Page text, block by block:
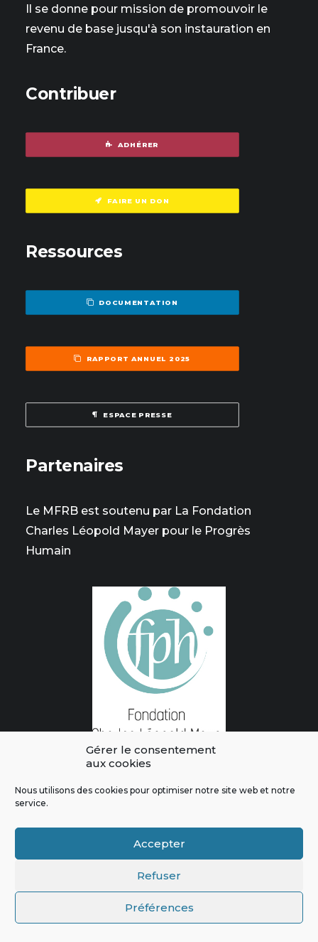
Gérer le consentement
aux cookies
Nous utilisons des cookies pour optimiser notre site web et notre
service.
Accepter
Refuser
Préférences
Il se donne pour mission de promouvoir le
revenu de base jusqu'à son instauration en
France.
Contribuer
ADHÉRER
FAIRE UN DON
Ressources
DOCUMENTATION
RAPPORT ANNUEL 2025
ESPACE PRESSE
Partenaires
Le MFRB est soutenu par La Fondation
Charles Léopold Mayer pour le Progrès
Humain
L'intégralité des contenus de ce site sont publiés sous licence
|Politique de confidentialité